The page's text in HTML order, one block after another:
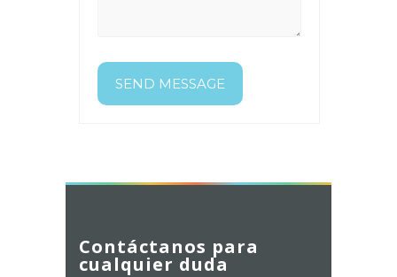
Contáctanos para
cualquier duda